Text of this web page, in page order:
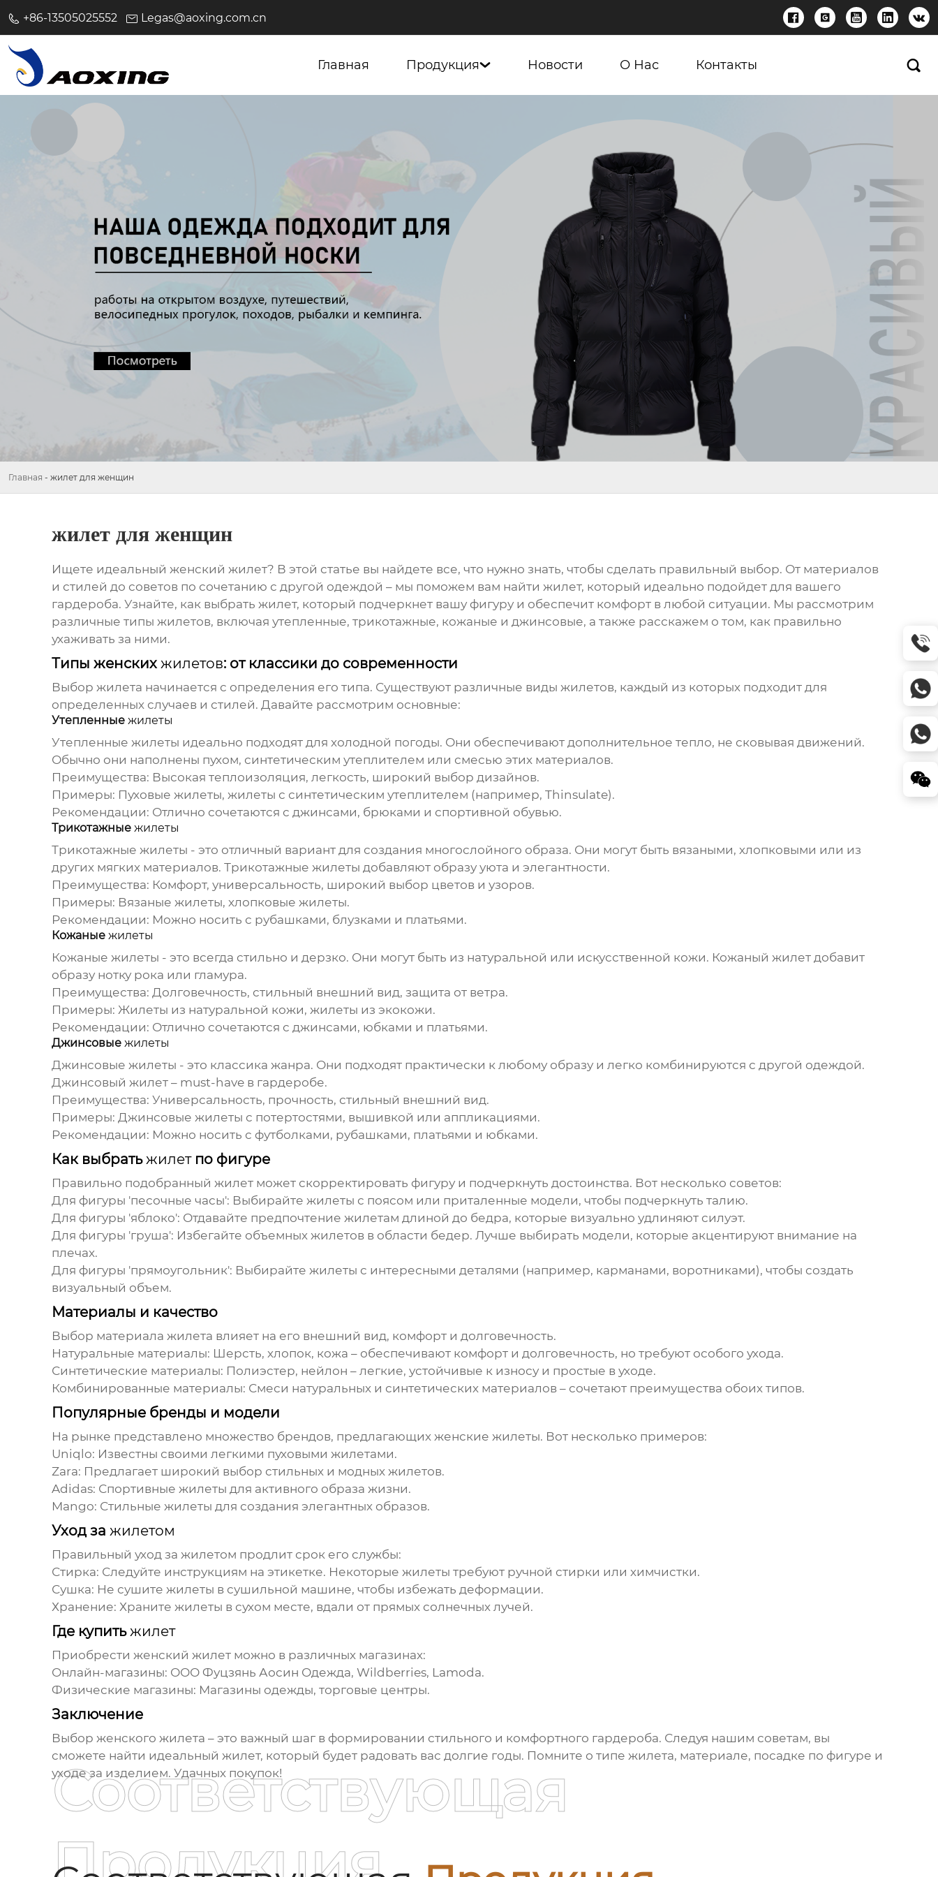
+86-13505025552 Legas@aoxing.com.cn     
Главная Продукция Новости О Нас Контакты 
Главная - жилет для женщин
жилет для женщин
Ищете идеальный женский жилет? В этой статье вы найдете все, что нужно знать, чтобы сделать правильный выбор. От материалов
и стилей до советов по сочетанию с другой одеждой – мы поможем вам найти жилет, который идеально подойдет для вашего
гардероба. Узнайте, как выбрать жилет, который подчеркнет вашу фигуру и обеспечит комфорт в любой ситуации. Мы рассмотрим
различные типы жилетов, включая утепленные, трикотажные, кожаные и джинсовые, а также расскажем о том, как правильно
ухаживать за ними.
Типы женскихжилетов: от классики до современности
Выбор жилета начинается с определения его типа. Существуют различные виды жилетов, каждый из которых подходит для
определенных случаев и стилей. Давайте рассмотрим основные:
Утепленные жилеты
Утепленные жилеты идеально подходят для холодной погоды. Они обеспечивают дополнительное тепло, не сковывая движений.
Обычно они наполнены пухом, синтетическим утеплителем или смесью этих материалов.
Преимущества: Высокая теплоизоляция, легкость, широкий выбор дизайнов.
Примеры: Пуховые жилеты, жилеты с синтетическим утеплителем (например, Thinsulate).
Рекомендации: Отлично сочетаются с джинсами, брюками и спортивной обувью.
Трикотажные жилеты
Трикотажные жилеты - это отличный вариант для создания многослойного образа. Они могут быть вязаными, хлопковыми или из
других мягких материалов. Трикотажные жилеты добавляют образу уюта и элегантности.
Преимущества: Комфорт, универсальность, широкий выбор цветов и узоров.
Примеры: Вязаные жилеты, хлопковые жилеты.
Рекомендации: Можно носить с рубашками, блузками и платьями.
Кожаные жилеты
Кожаные жилеты - это всегда стильно и дерзко. Они могут быть из натуральной или искусственной кожи. Кожаный жилетдобавит
образу нотку рока или гламура.
Преимущества: Долговечность, стильный внешний вид, защита от ветра.
Примеры: Жилеты из натуральной кожи, жилеты из экокожи.
Рекомендации: Отлично сочетаются с джинсами, юбками и платьями.
Джинсовые жилеты
Джинсовые жилеты - это классика жанра. Они подходят практически к любому образу и легко комбинируются с другой одеждой.
Джинсовый жилет– must-have в гардеробе.
Преимущества: Универсальность, прочность, стильный внешний вид.
Примеры: Джинсовые жилеты с потертостями, вышивкой или аппликациями.
Рекомендации: Можно носить с футболками, рубашками, платьями и юбками.
Как выбратьжилетпо фигуре
Правильно подобранный жилетможет скорректировать фигуру и подчеркнуть достоинства. Вот несколько советов:
Для фигуры 'песочные часы': Выбирайте жилеты с поясом или приталенные модели, чтобы подчеркнуть талию.
Для фигуры 'яблоко': Отдавайте предпочтение жилетам длиной до бедра, которые визуально удлиняют силуэт.
Для фигуры 'груша': Избегайте объемных жилетовв области бедер. Лучше выбирать модели, которые акцентируют внимание на
плечах.
Для фигуры 'прямоугольник': Выбирайте жилеты с интересными деталями (например, карманами, воротниками), чтобы создать
визуальный объем.
Материалы и качество
Выбор материала жилета влияет на его внешний вид, комфорт и долговечность.
Натуральные материалы: Шерсть, хлопок, кожа – обеспечивают комфорт и долговечность, но требуют особого ухода.
Синтетические материалы: Полиэстер, нейлон – легкие, устойчивые к износу и простые в уходе.
Комбинированные материалы: Смеси натуральных и синтетических материалов – сочетают преимущества обоих типов.
Популярные бренды и модели
На рынке представлено множество брендов, предлагающих женские жилеты. Вот несколько примеров:
Uniqlo: Известны своими легкими пуховыми жилетами.
Zara: Предлагает широкий выбор стильных и модных жилетов.
Adidas: Спортивные жилеты для активного образа жизни.
Mango: Стильные жилеты для создания элегантных образов.
Уход за жилетом
Правильный уход за жилетом продлит срок его службы:
Стирка: Следуйте инструкциям на этикетке. Некоторые жилеты требуют ручной стирки или химчистки.
Сушка: Не сушите жилеты в сушильной машине, чтобы избежать деформации.
Хранение: Храните жилеты в сухом месте, вдали от прямых солнечных лучей.
Где купитьжилет
Приобрести женский жилетможно в различных магазинах:
Онлайн-магазины: ООО Фуцзянь Аосин Одежда, Wildberries, Lamoda.
Физические магазины: Магазины одежды, торговые центры.
Заключение
Выбор женского жилета – это важный шаг в формировании стильного и комфортного гардероба. Следуя нашим советам, вы
сможете найти идеальный жилет, который будет радовать вас долгие годы. Помните о типе жилета, материале, посадке по фигуре и
уходе за изделием. Удачных покупок!
Соответствующая